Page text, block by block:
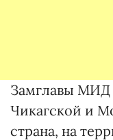
Замглавы МИД
Чикагской и
страна, на